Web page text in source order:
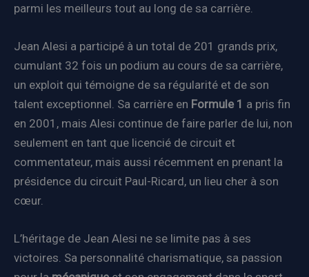
parmi les meilleurs tout au long de sa carrière.
Jean Alesi a participé à un total de 201 grands prix,
cumulant 32 fois un podium au cours de sa carrière,
un exploit qui témoigne de sa régularité et de son
talent exceptionnel. Sa carrière en Formule 1 a pris fin
en 2001, mais Alesi continue de faire parler de lui, non
seulement en tant que licencié de circuit et
commentateur, mais aussi récemment en prenant la
présidence du circuit Paul-Ricard, un lieu cher à son
cœur.
L’héritage de Jean Alesi ne se limite pas à ses
victoires. Sa personnalité charismatique, sa passion